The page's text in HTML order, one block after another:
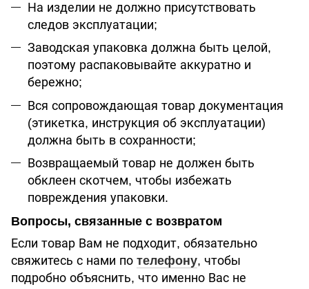
На изделии не должно присутствовать
следов эксплуатации;
Заводская упаковка должна быть целой,
поэтому распаковывайте аккуратно и
бережно;
Вся сопровождающая товар документация
(этикетка, инструкция об эксплуатации)
должна быть в сохранности;
Возвращаемый товар не должен быть
обклеен скотчем, чтобы избежать
повреждения упаковки.
Вопросы, связанные с возвратом
Если товар Вам не подходит, обязательно
свяжитесь с нами по телефону, чтобы
подробно объяснить, что именно Вас не